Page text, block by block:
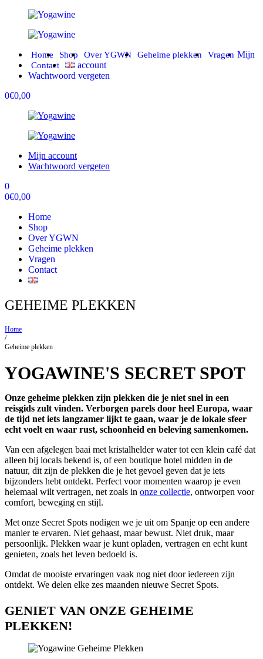
Home Shop Over YGWN Geheime plekken
Vragen
Contact
Mijn
account
Wachtwoord vergeten
0€0,00
Mijn account
Wachtwoord vergeten
0
0€0,00
Home
Shop
Over YGWN
Geheime plekken
Vragen
Contact
GEHEIME PLEKKEN
Home
/
Geheime plekken
YOGAWINE'S SECRET SPOT
Onze geheime plekken zijn plekken die je niet snel in een
reisgids zult vinden. Verborgen parels door heel Europa, waar
de tijd net iets langzamer lijkt te gaan, waar je de lokale sfeer
echt voelt en waar rust, schoonheid en beleving samenkomen.
Van een afgelegen baai met kristalhelder water tot een klein café dat
alleen bij locals bekend is, of een boutique hotel midden in de
natuur, dit zijn de plekken die je het gevoel geven dat je iets
bijzonders hebt ontdekt. Perfect voor momenten waarop je even
helemaal wilt vertragen, net zoals in onze collectie, ontworpen voor
comfort, beweging en stijl.
Met onze Secret Spots nodigen we je uit om Spanje op een andere
manier te ervaren. Niet gehaast, maar bewust. Niet druk, maar
persoonlijk. Plekken waar je kunt opladen, vertragen en echt kunt
genieten, zoals het leven bedoeld is.
Omdat de mooiste ervaringen vaak nog niet door iedereen zijn
ontdekt. We delen elke zes maanden nieuwe Secret Spots.
GENIET VAN ONZE GEHEIME
PLEKKEN!